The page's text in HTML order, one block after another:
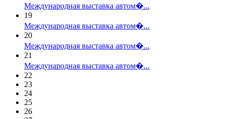
Международная выставка автом�...
19
Международная выставка автом�...
20
Международная выставка автом�...
21
Международная выставка автом�...
22
23
24
25
26